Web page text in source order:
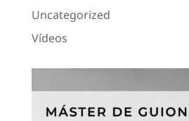
Uncategorized
Vídeos